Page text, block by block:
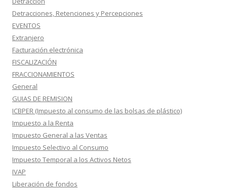
Detracciones, Retenciones y Percepciones
EVENTOS
Extranjero
Facturación electrónica
FISCALIZACIÓN
FRACCIONAMIENTOS
General
GUIAS DE REMISION
ICBPER (Impuesto al consumo de las bolsas de plástico)
Impuesto a la Renta
Impuesto General a las Ventas
Impuesto Selectivo al Consumo
Impuesto Temporal a los Activos Netos
IVAP
Liberación de fondos